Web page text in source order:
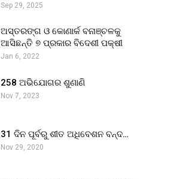
Sep 29, 2025
ଅସ୍ତରଙ୍ଗ ଓ କୋଣାର୍କ ବନାଞ୍ଚଳକୁ
ଆସିଛନ୍ତି ୭ ପ୍ରକାର ବିଦେଶୀ ପକ୍ଷୀ
Jan 6, 2022
258 ଅଭିଯୋଗର ଶୁଣାଣି
Nov 7, 2023
31 ଦିନ ପୂର୍ବରୁ ଶୀତ ଅଧିବେଶନ ବନ୍ଦ…
Nov 29, 2020